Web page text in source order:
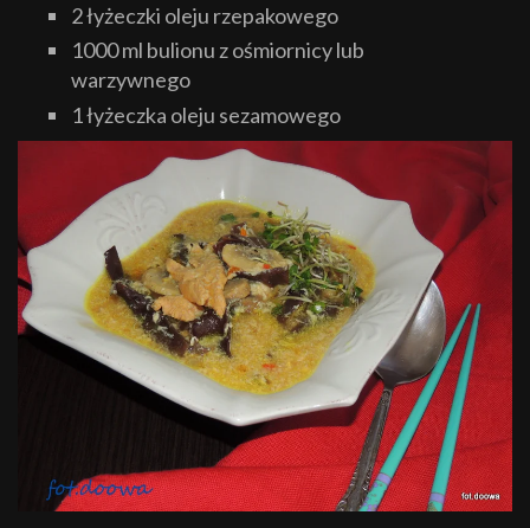
2 łyżeczki oleju rzepakowego
1000 ml bulionu z ośmiornicy lub
warzywnego
1 łyżeczka oleju sezamowego